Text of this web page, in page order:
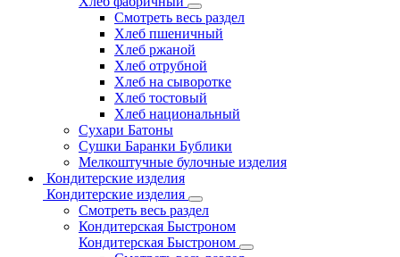
Смотреть весь раздел
Хлеб пшеничный
Хлеб ржаной
Хлеб отрубной
Хлеб на сыворотке
Хлеб тостовый
Хлеб национальный
Сухари Батоны
Сушки Баранки Бублики
Мелкоштучные булочные изделия
Кондитерские изделия
Кондитерские изделия
Смотреть весь раздел
Кондитерская Быстроном
Кондитерская Быстроном